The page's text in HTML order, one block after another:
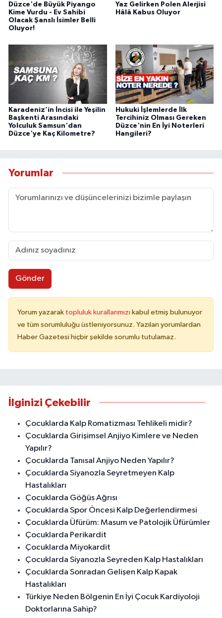
Düzce'de Büyük Piyango
Kime Vurdu - Ev Sahibi
Olacak Şanslı İsimler Belli
Oluyor!
Yaz Gelirken Polen Alerjisi
Hâlâ Kabus Oluyor
Karadeniz’in İncisi ile Yeşilin
Başkenti Arasındaki
Yolculuk Samsun'dan
Düzce'ye Kaç Kilometre?
Hukuki İşlemlerde İlk
Tercihiniz Olması Gereken
Düzce'nin En İyi Noterleri
Hangileri?
Yorumlar
Gönder
Yorum yazarak topluluk kurallarımızı kabul etmiş bulunuyor
ve tüm sorumluluğu üstleniyorsunuz. Yazılan yorumlardan
Haber Gazetesi hiçbir şekilde sorumlu tutulamaz.
İlginizi Çekebilir
Çocuklarda Kalp Romatizması Tehlikeli midir?
Çocuklarda Girişimsel Anjiyo Kimlere ve Neden
Yapılır?
Çocuklarda Tanısal Anjiyo Neden Yapılır?
Çocuklarda Siyanozla Seyretmeyen Kalp
Hastalıkları
Çocuklarda Göğüs Ağrısı
Çocuklarda Spor Öncesi Kalp Değerlendirmesi
Çocuklarda Üfürüm: Masum ve Patolojik Üfürümler
Çocuklarda Perikardit
Çocuklarda Miyokardit
Çocuklarda Siyanozla Seyreden Kalp Hastalıkları
Çocuklarda Sonradan Gelişen Kalp Kapak
Hastalıkları
Türkiye Neden Bölgenin En İyi Çocuk Kardiyoloji
Doktorlarına Sahip?